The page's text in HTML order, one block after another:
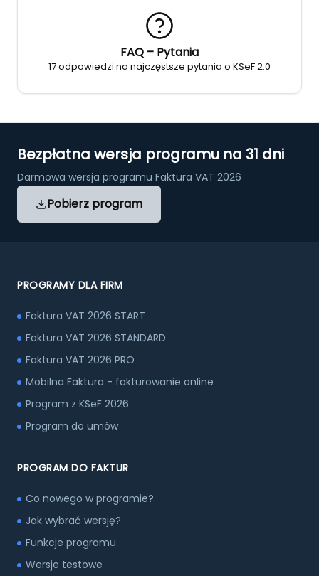
FAQ – Pytania
17 odpowiedzi na najczęstsze pytania o KSeF 2.0
Bezpłatna wersja programu na 31 dni
Darmowa wersja programu Faktura VAT 2026
Pobierz program
PROGRAMY DLA FIRM
Faktura VAT 2026 START
Faktura VAT 2026 STANDARD
Faktura VAT 2026 PRO
Mobilna Faktura - fakturowanie online
Program z KSeF 2026
Program do umów
PROGRAM DO FAKTUR
Co nowego w programie?
Jak wybrać wersję?
Funkcje programu
Wersje testowe